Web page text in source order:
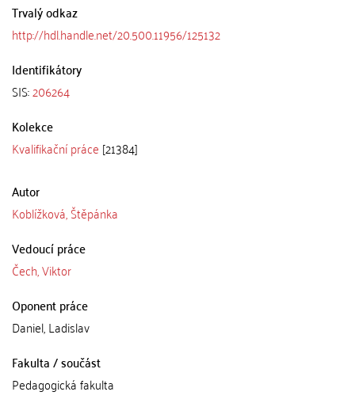
Trvalý odkaz
http://hdl.handle.net/20.500.11956/125132
Identifikátory
SIS:206264
Kolekce
Kvalifikační práce [21384]
Autor
Koblížková, Štěpánka
Vedoucí práce
Čech, Viktor
Oponent práce
Daniel, Ladislav
Fakulta / součást
Pedagogická fakulta